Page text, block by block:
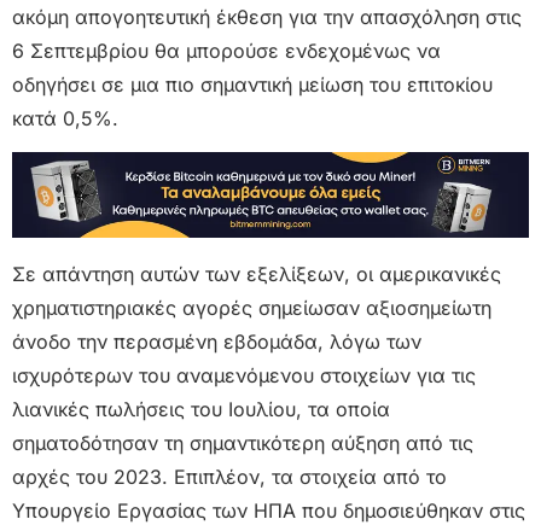
ακόμη απογοητευτική έκθεση για την απασχόληση στις
6 Σεπτεμβρίου θα μπορούσε ενδεχομένως να
οδηγήσει σε μια πιο σημαντική μείωση του επιτοκίου
κατά 0,5%.
Σε απάντηση αυτών των εξελίξεων, οι αμερικανικές
χρηματιστηριακές αγορές σημείωσαν αξιοσημείωτη
άνοδο την περασμένη εβδομάδα, λόγω των
ισχυρότερων του αναμενόμενου στοιχείων για τις
λιανικές πωλήσεις του Ιουλίου, τα οποία
σηματοδότησαν τη σημαντικότερη αύξηση από τις
αρχές του 2023. Επιπλέον, τα στοιχεία από το
Υπουργείο Εργασίας των ΗΠΑ που δημοσιεύθηκαν στις